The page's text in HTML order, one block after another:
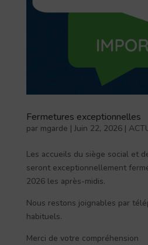
Fermetures exceptionnelles
par mgarde | Juin 22, 2026|
Les accueils du siège social et
seront exceptionnellement
2026 les après-midis.
Nous restons joignables par
habituels.
Merci de votre compréhension